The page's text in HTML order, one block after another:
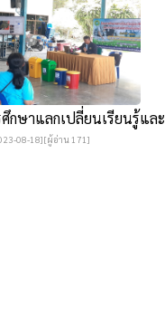
ศึกษาแลกเปลี่ยนเรียนรู้และ
08-18][ผู้อ่าน 171]